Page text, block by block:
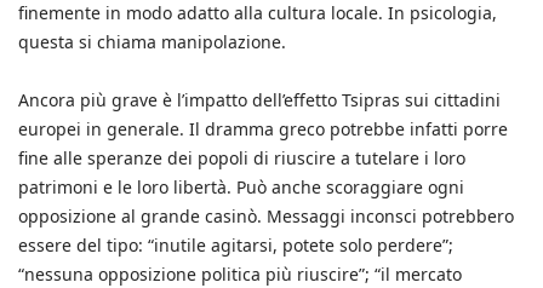
finemente in modo adatto alla cultura locale. In psicologia,
questa si chiama manipolazione.
Ancora più grave è l’impatto dell’effetto Tsipras sui cittadini
europei in generale. Il dramma greco potrebbe infatti porre
fine alle speranze dei popoli di riuscire a tutelare i loro
patrimoni e le loro libertà. Può anche scoraggiare ogni
opposizione al grande casinò. Messaggi inconsci potrebbero
essere del tipo: “inutile agitarsi, potete solo perdere”;
“nessuna opposizione politica più riuscire”; “il mercato